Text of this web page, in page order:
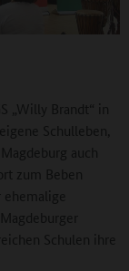
„Willy Brandt“ in
Schulleben,
auch
zum Beben
ehemalige
Schulen ihre